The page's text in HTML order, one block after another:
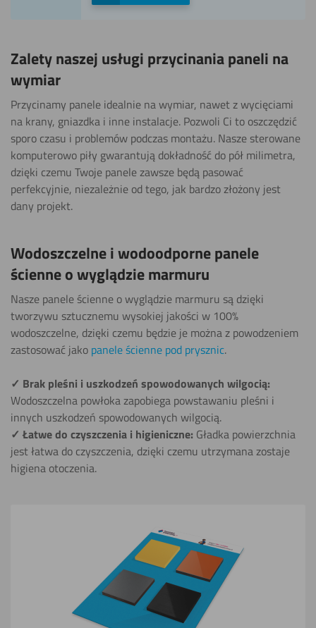
Zalety naszej usługi przycinania paneli na
wymiar
Przycinamy panele idealnie na wymiar, nawet z wycięciami
na krany, gniazdka i inne instalacje. Pozwoli Ci to oszczędzić
sporo czasu i problemów podczas montażu. Nasze sterowane
komputerowo piły gwarantują dokładność do pół milimetra,
dzięki czemu Twoje panele zawsze będą pasować
perfekcyjnie, niezależnie od tego, jak bardzo złożony jest
dany projekt.
Wodoszczelne i wodoodporne panele
ścienne o wyglądzie marmuru
Nasze panele ścienne o wyglądzie marmuru są dzięki
tworzywu sztucznemu wysokiej jakości w 100%
wodoszczelne, dzięki czemu będzie je można z powodzeniem
zastosować jako panele ścienne pod prysznic.
✓ Brak pleśni i uszkodzeń spowodowanych wilgocią:
Wodoszczelna powłoka zapobiega powstawaniu pleśni i
innych uszkodzeń spowodowanych wilgocią.
✓ Łatwe do czyszczenia i higieniczne: Gładka powierzchnia
jest łatwa do czyszczenia, dzięki czemu utrzymana zostaje
higiena otoczenia.